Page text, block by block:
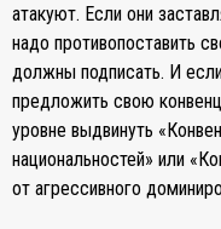
атакуют. Если они
надо противопоставить
должны подписать. И
предложить свою
уровне выдвинуть
национальностей» или
от агрессивного